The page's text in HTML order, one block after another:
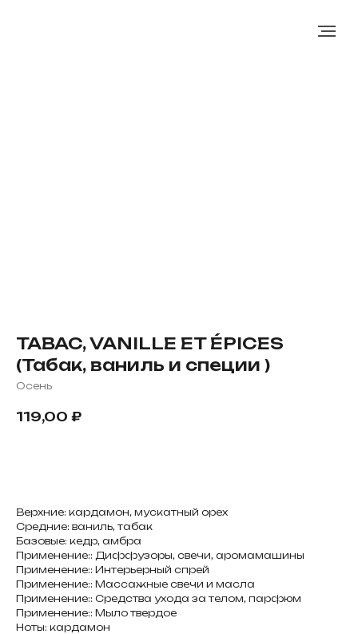
TABAC, VANILLE ET ÉPICES
(Табак, ваниль и специи )
Осень
119,00 ₽
Верхние: кардамон, мускатный орех
Средние: ваниль, табак
Базовые: кедр, амбра
Применение:: Диффузоры, свечи, аромамашины
Применение:: Интерьерный спрей
Применение:: Массажные свечи и масла
Применение:: Средства ухода за телом, парфюм
Применение:: Мыло твердое
Ноты: кардамон